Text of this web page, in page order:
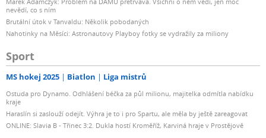
nevědí, co s ním
Brutální útok v Tanvaldu: Několik pobodaných
Nahotinky na Měsíci: Astronautovy Playboy fotky se vydražily za miliony
Sport
MS hokej 2025 Biatlon Liga mistrů
Ostuda pro Dynamo. Odhlášení béčka za půl milionu, majitelka odmítla nabídku
kraje
Haraslín si zaslouží odejít. Výhra je to i pro Spartu, ale měla by ještě zareagovat
ONLINE: Slavia B - Třinec 3:2. Dukla hostí Kroměříž, Karviná hraje v Prostějově